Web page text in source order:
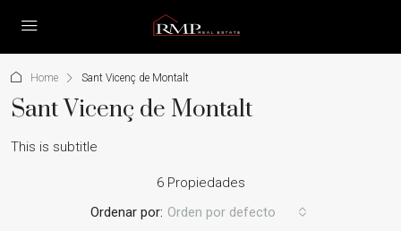
Home Sant Vicenç de Montalt
Sant Vicenç de Montalt
This is subtitle
6 Propiedades
Ordenar por: Orden por defecto